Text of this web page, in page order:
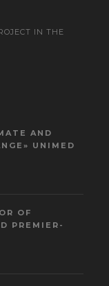
IN THE
AND
UNIMED
OF
PREMIER-